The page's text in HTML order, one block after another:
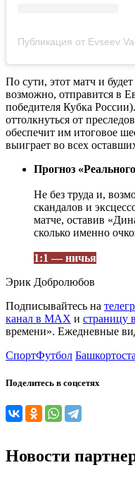
Публикация от Evseev
По сути, этот матч и
возможно, отправится в
победителя Кубка
оттолкнуться от
обеспечит им итоговое
выиграет во всех
Прогноз
Не без труда и,
скандалов и
матче, оставив
сколько именно
1:1 — ничья
Эрик Добролюбов
Подписывайтесь на
канал в MAX и страницу
времени». Ежедневные
СпортФутбол
Поделитесь в соцсетях
Новости